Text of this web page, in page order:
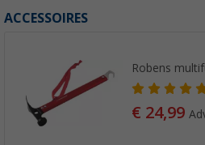
ACCESSOIRES
Robens
€ 24,99